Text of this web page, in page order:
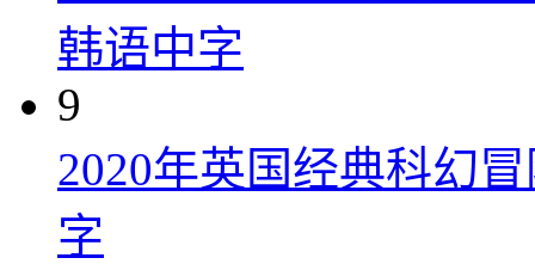
韩语中字
9
2020年英国经典科幻
字